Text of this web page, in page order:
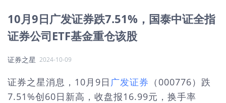
10月9日广发证券跌7.51%，国泰中证全指
证券公司ETF基金重仓该股
证券之星 2024-10-09
证券之星消息，10月9日 广发证券 （000776）跌
7.51%创60日新高，收盘报16.99元，换手率